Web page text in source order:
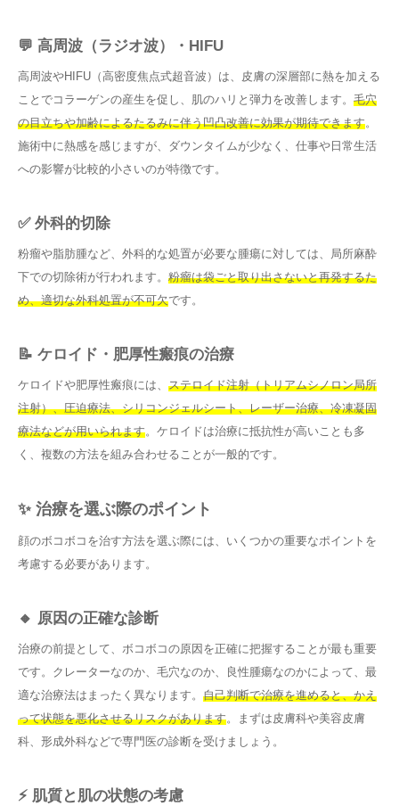
💬 高周波（ラジオ波）・HIFU
高周波やHIFU（高密度焦点式超音波）は、皮膚の深層部に熱を加える
ことでコラーゲンの産生を促し、肌のハリと弾力を改善します。 毛穴
の目立ちや加齢によるたるみに伴う凹凸改善に効果が期待できます。
施術中に熱感を感じますが、ダウンタイムが少なく、仕事や日常生活
への影響が比較的小さいのが特徴です。
✅ 外科的切除
粉瘤や脂肪腫など、外科的な処置が必要な腫瘍に対しては、局所麻酔
下での切除術が行われます。 粉瘤は袋ごと取り出さないと再発するた
め、適切な外科処置が不可欠です。
📝 ケロイド・肥厚性瘢痕の治療
ケロイドや肥厚性瘢痕には、 ステロイド注射（トリアムシノロン局所
注射）、圧迫療法、シリコンジェルシート、レーザー治療、冷凍凝固
療法などが用いられます。ケロイドは治療に抵抗性が高いことも多
く、複数の方法を組み合わせることが一般的です。
✨ 治療を選ぶ際のポイント
顔のボコボコを治す方法を選ぶ際には、いくつかの重要なポイントを
考慮する必要があります。
🔸 原因の正確な診断
治療の前提として、ボコボコの原因を正確に把握することが最も重要
です。クレーターなのか、毛穴なのか、良性腫瘍なのかによって、最
適な治療法はまったく異なります。 自己判断で治療を進めると、かえ
って状態を悪化させるリスクがあります。まずは皮膚科や美容皮膚
科、形成外科などで専門医の診断を受けましょう。
⚡ 肌質と肌の状態の考慮